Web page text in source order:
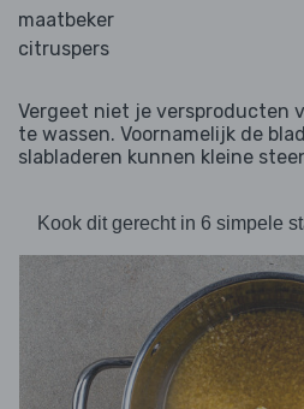
maatbeker
citruspers
Vergeet niet je versproducten
te wassen. Voornamelijk de
slabladeren kunnen kleine
Kook dit gerecht in 6 simpele